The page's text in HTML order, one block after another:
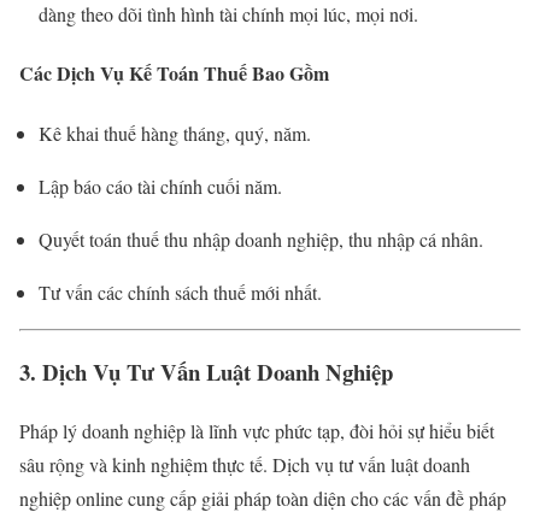
dàng theo dõi tình hình tài chính mọi lúc, mọi nơi.
Các Dịch Vụ Kế Toán Thuế Bao Gồm
Kê khai thuế hàng tháng, quý, năm.
Lập báo cáo tài chính cuối năm.
Quyết toán thuế thu nhập doanh nghiệp, thu nhập cá nhân.
Tư vấn các chính sách thuế mới nhất.
3. Dịch Vụ Tư Vấn Luật Doanh Nghiệp
Pháp lý doanh nghiệp là lĩnh vực phức tạp, đòi hỏi sự hiểu biết
sâu rộng và kinh nghiệm thực tế. Dịch vụ tư vấn luật doanh
nghiệp online cung cấp giải pháp toàn diện cho các vấn đề pháp